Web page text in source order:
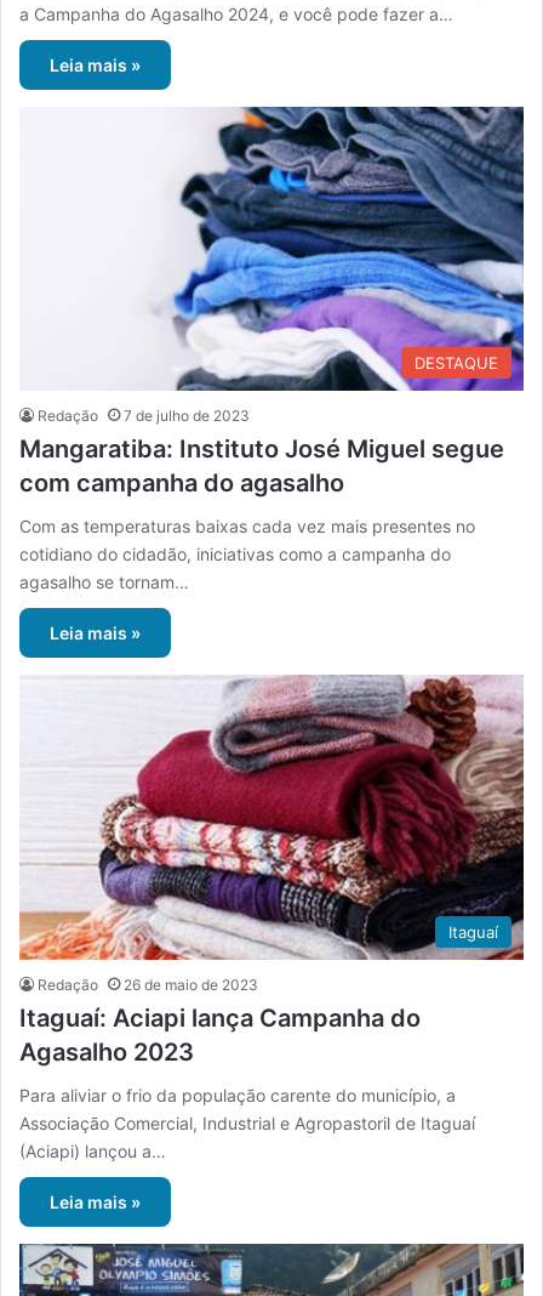
a Campanha do Agasalho 2024, e você pode fazer a…
Leia mais »
DESTAQUE
Redação 7 de julho de 2023
Mangaratiba: Instituto José Miguel segue
com campanha do agasalho
Com as temperaturas baixas cada vez mais presentes no
cotidiano do cidadão, iniciativas como a campanha do
agasalho se tornam…
Leia mais »
Itaguaí
Redação 26 de maio de 2023
Itaguaí: Aciapi lança Campanha do
Agasalho 2023
Para aliviar o frio da população carente do município, a
Associação Comercial, Industrial e Agropastoril de Itaguaí
(Aciapi) lançou a…
Leia mais »